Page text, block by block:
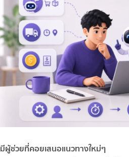
มีผู้ช่วยที่คอยเสนอแนวทางใหม่ๆ